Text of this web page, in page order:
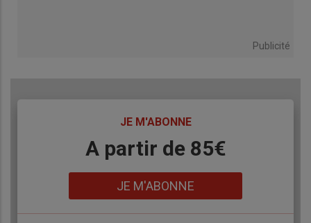
Publicité
JE M'ABONNE
A partir de 85€
JE M'ABONNE